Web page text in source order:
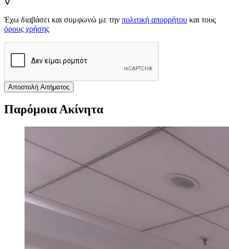
Έχω διαβάσει και συμφωνώ με την πολιτική απορρήτου και τους
όρους χρήσης
Αποστολή Αιτήματος
Παρόμοια Ακίνητα